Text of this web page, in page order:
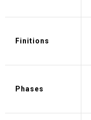
Finitions
Phases